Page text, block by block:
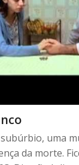
subúrbio, uma
da morte.